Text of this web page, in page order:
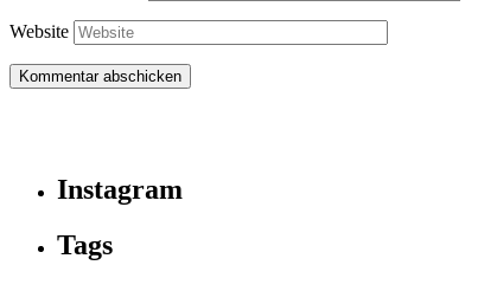
Website
Instagram
Tags